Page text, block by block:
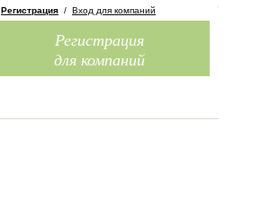
Регистрация / Вход для компаний
Регистрация
для компаний